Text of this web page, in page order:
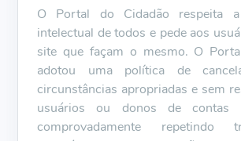
O Portal do Cidadão respeita a
intelectual de todos e pede aos
site que façam o mesmo. O
adotou uma política de
circunstâncias apropriadas e sem
usuários ou donos de contas
comprovadamente repetindo